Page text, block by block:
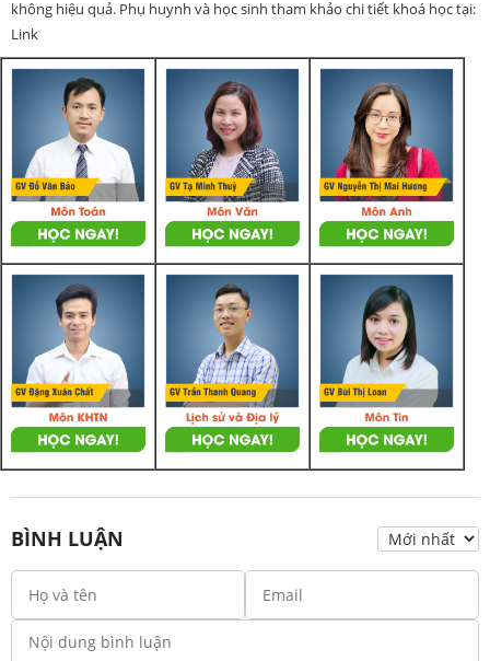
không hiệu quả. Phụ huynh và học sinh tham khảo chi tiết khoá học tại:
Link
BÌNH LUẬN